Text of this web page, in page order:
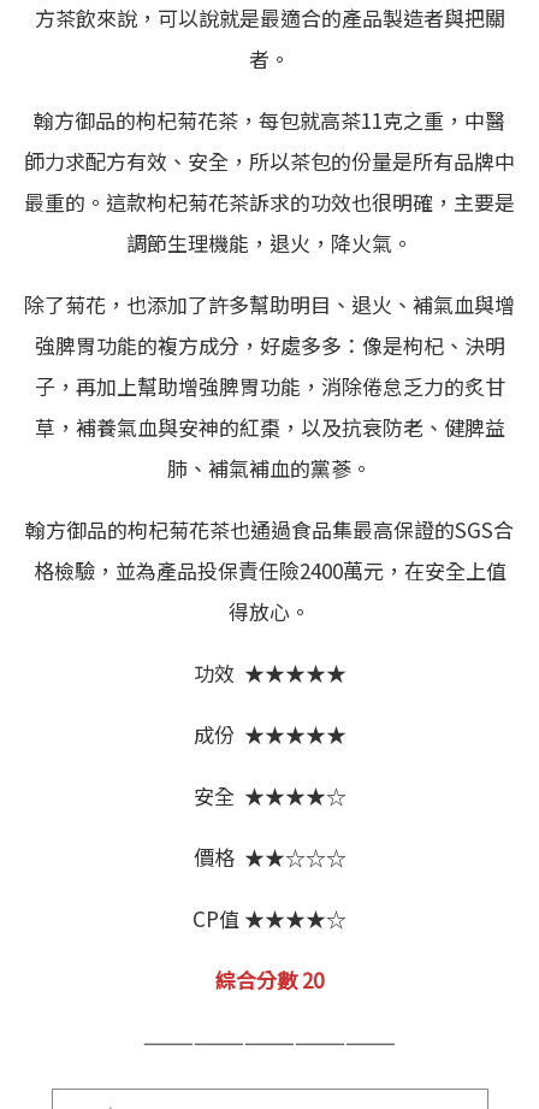
方茶飲來說，可以說就是最適合的產品製造者與把關
者。
翰方御品的枸杞菊花茶，每包就高茶11克之重，中醫
師力求配方有效、安全，所以茶包的份量是所有品牌中
最重的。這款枸杞菊花茶訴求的功效也很明確，主要是
調節生理機能，退火，降火氣。
除了菊花，也添加了許多幫助明目、退火、補氣血與增
強脾胃功能的複方成分，好處多多：像是枸杞、決明
子，再加上幫助增強脾胃功能，消除倦怠乏力的炙甘
草，補養氣血與安神的紅棗，以及抗衰防老、健脾益
肺、補氣補血的黨蔘。
翰方御品的枸杞菊花茶也通過食品集最高保證的SGS合
格檢驗，並為產品投保責任險2400萬元，在安全上值
得放心。
功效 ★★★★★
成份 ★★★★★
安全 ★★★★☆
價格 ★★☆☆☆
CP值 ★★★★☆
綜合分數 20
———————————————